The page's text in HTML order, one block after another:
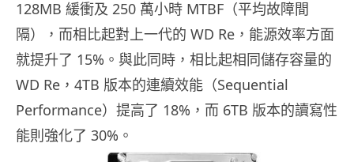
128MB 緩衝及 250 萬小時 MTBF（平均故障間
隔），而相比起對上一代的 WD Re，能源效率方面
就提升了 15%。與此同時，相比起相同儲存容量的
WD Re，4TB 版本的連續效能（Sequential
Performance）提高了 18%，而 6TB 版本的讀寫性
能則強化了 30%。